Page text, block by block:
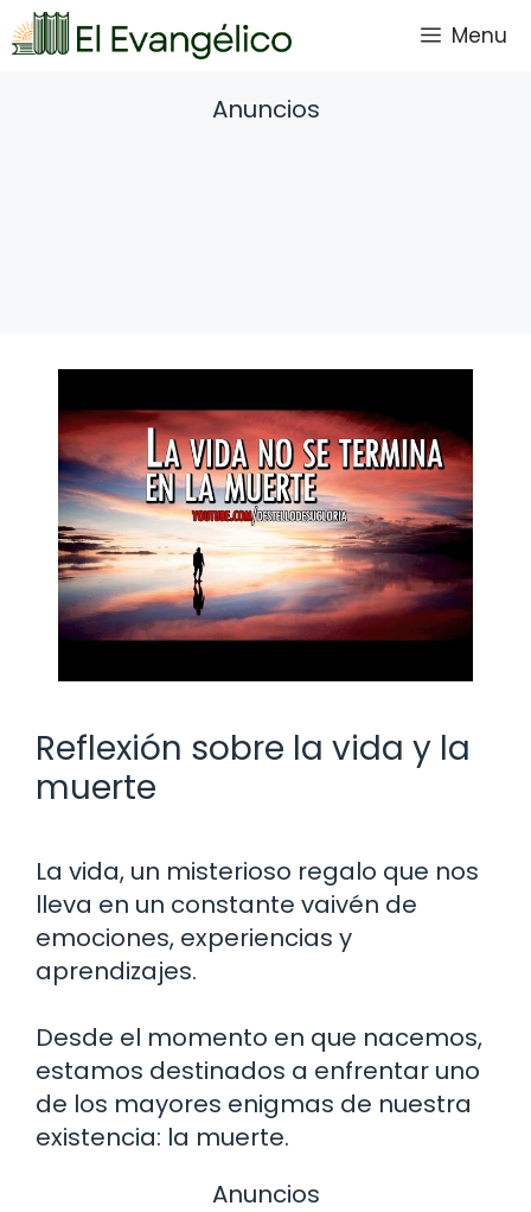
Saltar
al
Menu
Anuncios
Reflexión sobre la vida y la
muerte
La vida, un misterioso regalo que nos
lleva en un constante vaivén de
emociones, experiencias y
aprendizajes.
Desde el momento en que nacemos,
estamos destinados a enfrentar uno
de los mayores enigmas de nuestra
existencia: la muerte.
Anuncios